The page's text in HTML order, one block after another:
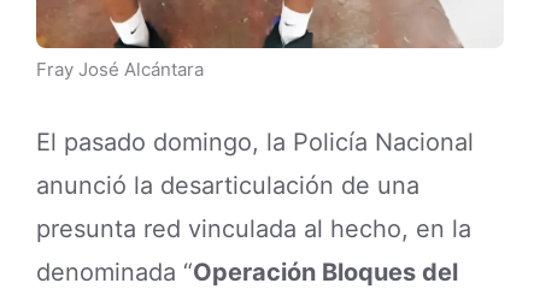
Fray José Alcántara
El pasado domingo, la Policía Nacional
anunció la desarticulación de una
presunta red vinculada al hecho, en la
denominada “Operación Bloques del